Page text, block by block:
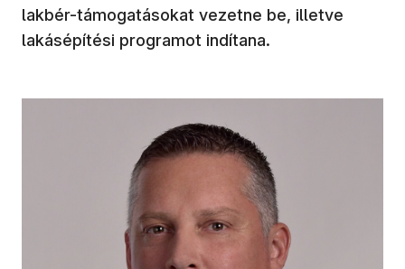
lakbér-támogatásokat vezetne be, illetve
lakásépítési programot indítana.